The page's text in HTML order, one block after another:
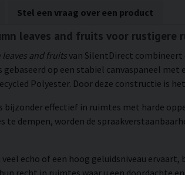
Stel een vraag over een product
leaves and fruits voor rustigere
and fruitsvan SilentDirect combineert
op een stabiel canvaspaneel
Polyester. Door deze constructie is
bijzonder effectief in ruimtes met harde
te dempen, worden de
echo of een hoog geluidsniveau
recht in ruimtes waar u een doordachte